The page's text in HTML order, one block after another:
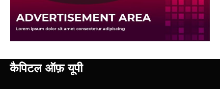
कैपिटल ऑफ़ यूपी